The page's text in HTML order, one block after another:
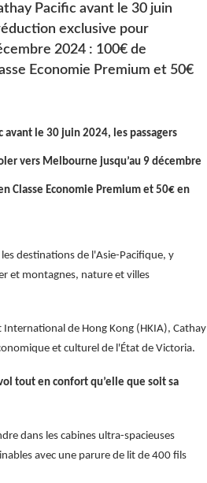
Pacific avant le 30 juin
exclusive pour
2024 : 100€ de
Economie Premium et 50€
le 30 juin 2024, les passagers
vers Melbourne jusqu’au 9 décembre
Classe Economie Premium et 50€ en
destinations de l'Asie-Pacifique, y
et montagnes, nature et villes
de Hong Kong (HKIA), Cathay
et culturel de l'État de Victoria.
tout en confort qu’elle que soit sa
dans les cabines ultra-spacieuses
avec une parure de lit de 400 fils